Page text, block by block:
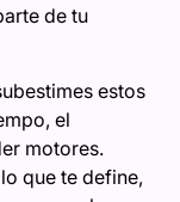
de tu
estos
el
motores.
que te define,